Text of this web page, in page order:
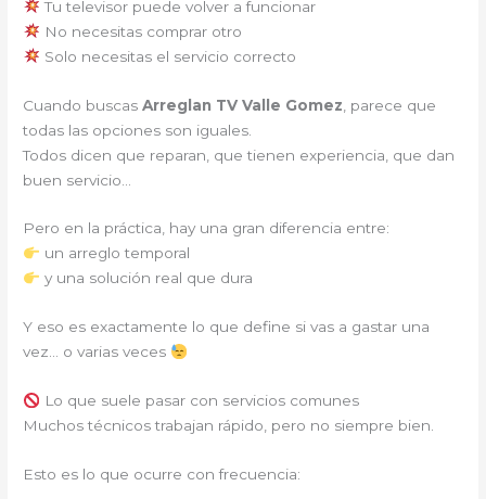
Tu televisor puede volver a funcionar
No necesitas comprar otro
Solo necesitas el servicio correcto
Cuando buscasArreglan TV Valle Gomez , parece que
todas las opciones son iguales.
Todos dicen que reparan, que tienen experiencia, que dan
buen servicio…
Pero en la práctica, hay una gran diferencia entre:
un arreglo temporal
y una solución real que dura
Y eso es exactamente lo que define si vas a gastar una
vez… o varias veces
Lo que suele pasar con servicios comunes
Muchos técnicos trabajan rápido, pero no siempre bien.
Esto es lo que ocurre con frecuencia: